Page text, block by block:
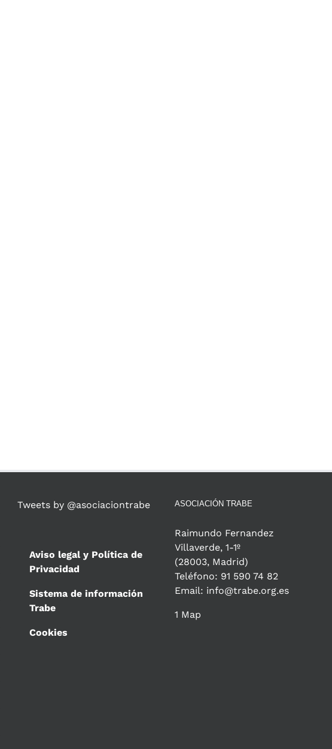
Tweets by @asociaciontrabe
Aviso legal y Política de
Privacidad
Sistema de información
Trabe
Cookies
ASOCIACIÓN TRABE
Raimundo Fernandez
Villaverde, 1-1º
(28003, Madrid)
Teléfono: 91 590 74 82
Email: info@trabe.org.es
1 Map